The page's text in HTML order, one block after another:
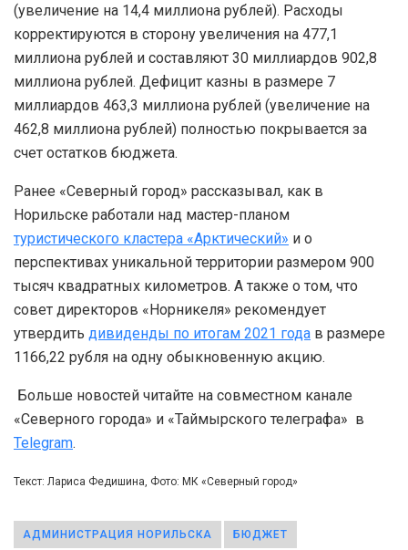
(увеличение на 14,4 миллиона рублей). Расходы
корректируются в сторону увеличения на 477,1
миллиона рублей и составляют 30 миллиардов 902,8
миллиона рублей. Дефицит казны в размере 7
миллиардов 463,3 миллиона рублей (увеличение на
462,8 миллиона рублей) полностью покрывается за
счет остатков бюджета.
Ранее «Северный город» рассказывал, как в
Норильске работали над мастер-планом
туристического кластера «Арктический» и о
перспективах уникальной территории размером 900
тысяч квадратных километров. А также о том, что
совет директоров «Норникеля» рекомендует
утвердить дивиденды по итогам 2021 года в размере
1166,22 рубля на одну обыкновенную акцию.
Больше новостей читайте на совместном канале
«Северного города» и «Таймырского телеграфа» в
Telegram.
Текст: Лариса Федишина, Фото: МК «Северный город»
АДМИНИСТРАЦИЯ НОРИЛЬСКА БЮДЖЕТ